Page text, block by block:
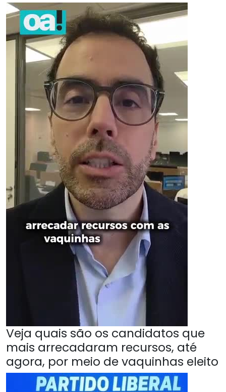
Veja quais são os candidatos que
mais arrecadaram recursos, até
agora, por meio de vaquinhas eleito